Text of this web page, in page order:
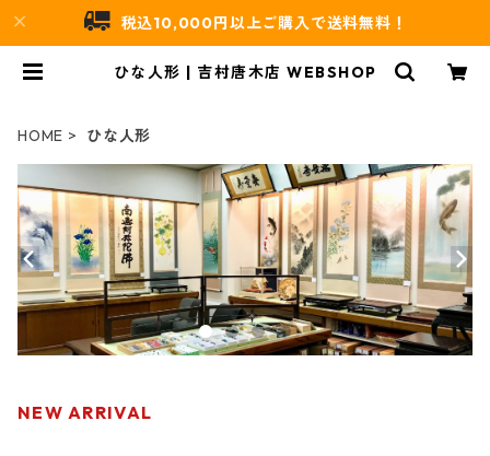
税込10,000円以上ご購入で送料無料！
ひな人形 | 吉村唐木店 WEBSHOP
HOME ひな人形
NEW ARRIVAL